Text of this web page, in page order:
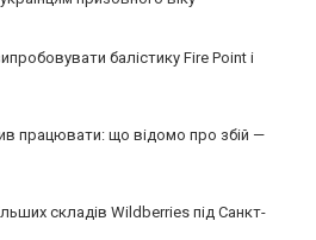
балістику Fire Point і
працювати: що відомо про збій —
складів Wildberries під Санкт-